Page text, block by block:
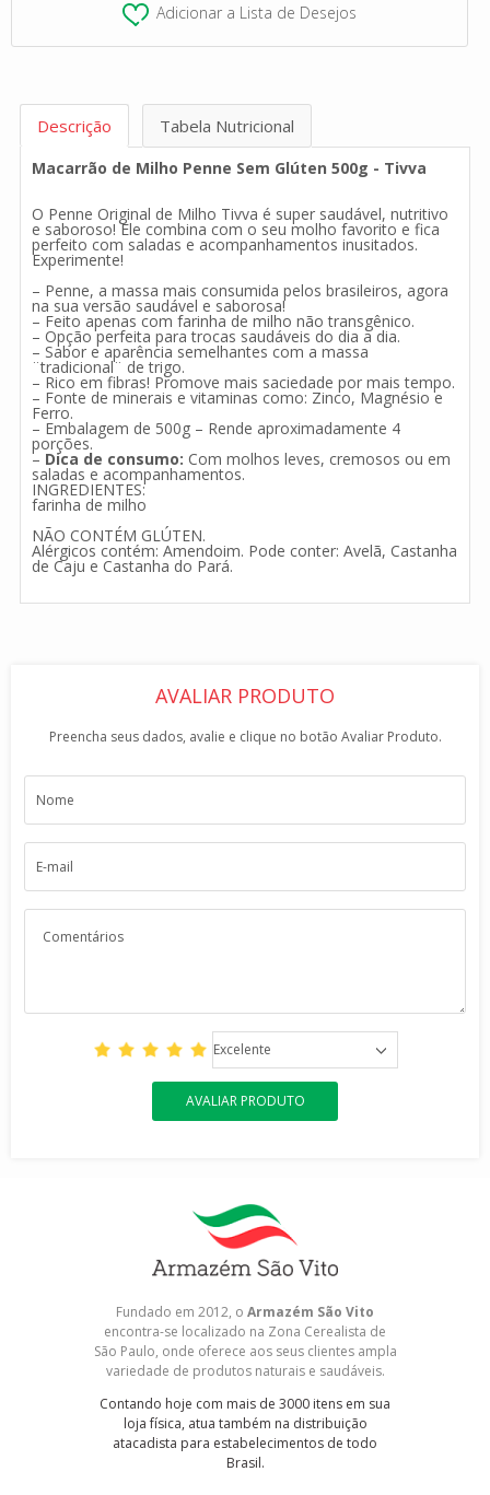
Adicionar a Lista de Desejos
Descrição Tabela Nutricional
Macarrão de Milho Penne Sem Glúten 500g - Tivva
O Penne Original de Milho Tivva é super saudável, nutritivo
e saboroso! Ele combina com o seu molho favorito e fica
perfeito com saladas e acompanhamentos inusitados.
Experimente!
– Penne, a massa mais consumida pelos brasileiros, agora
na sua versão saudável e saborosa!
– Feito apenas com farinha de milho não transgênico.
– Opção perfeita para trocas saudáveis do dia a dia.
– Sabor e aparência semelhantes com a massa
¨tradicional¨ de trigo.
– Rico em fibras! Promove mais saciedade por mais tempo.
– Fonte de minerais e vitaminas como: Zinco, Magnésio e
Ferro.
– Embalagem de 500g – Rende aproximadamente 4
porções.
– Dica de consumo: Com molhos leves, cremosos ou em
saladas e acompanhamentos.
INGREDIENTES:
farinha de milho
NÃO CONTÉM GLÚTEN.
Alérgicos contém: Amendoim. Pode conter: Avelã, Castanha
de Caju e Castanha do Pará.
AVALIAR PRODUTO
Preencha seus dados, avalie e clique no botão Avaliar Produto.
Excelente
AVALIAR PRODUTO
Fundado em 2012, o Armazém São Vito
encontra-se localizado na Zona Cerealista de
São Paulo, onde oferece aos seus clientes ampla
variedade de produtos naturais e saudáveis.
Contando hoje com mais de 3000 itens em sua
loja física, atua também na distribuição
atacadista para estabelecimentos de todo
Brasil.